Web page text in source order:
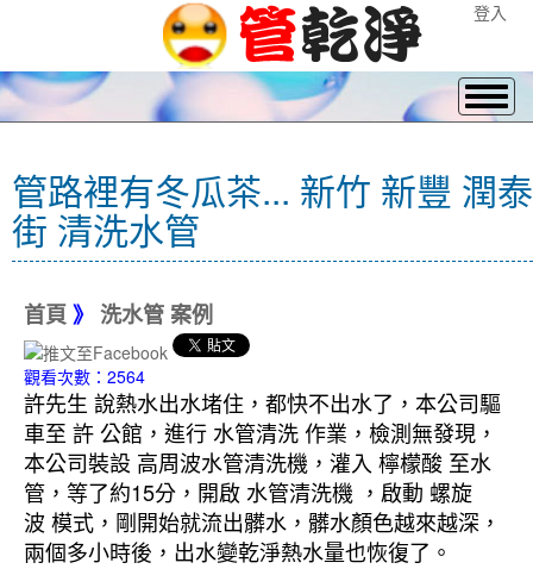
登入
管路裡有冬瓜茶... 新竹 新豐 潤泰
街 清洗水管
首頁 》 洗水管 案例
觀看次數：2564
許先生 說熱水出水堵住，都快不出水了，本公司驅
車至 許 公館，進行 水管清洗 作業，檢測無發現，
本公司裝設 高周波水管清洗機，灌入 檸檬酸 至水
管，等了約15分，開啟 水管清洗機 ，啟動 螺旋
波 模式，剛開始就流出髒水，髒水顏色越來越深，
兩個多小時後，出水變乾淨熱水量也恢復了。